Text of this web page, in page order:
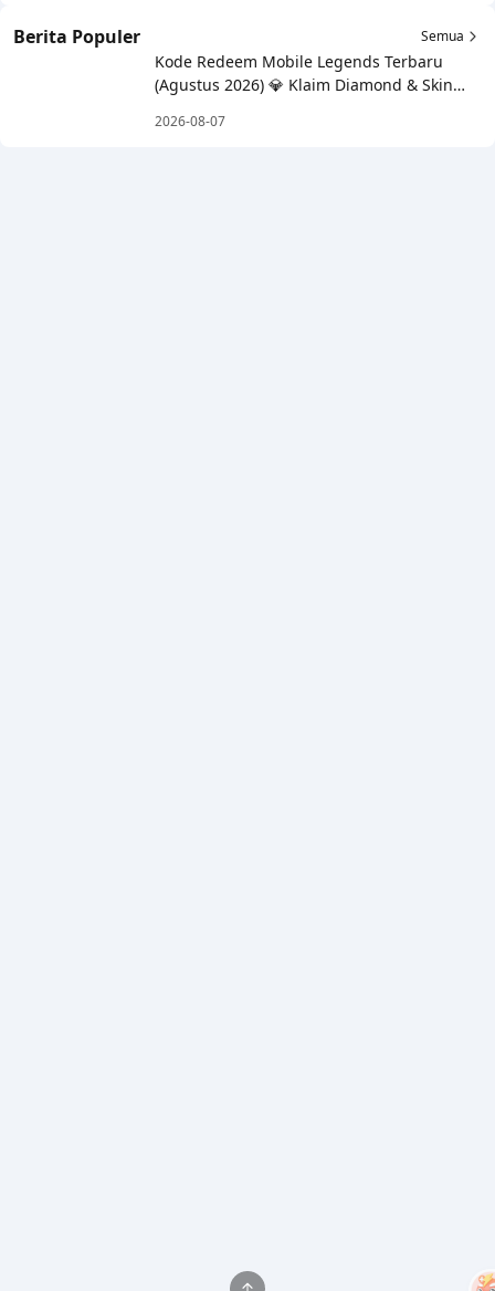
Berita Populer Semua
Kode Redeem Mobile Legends Terbaru
(Agustus 2026) 💎 Klaim Diamond & Skin
2026-08-07